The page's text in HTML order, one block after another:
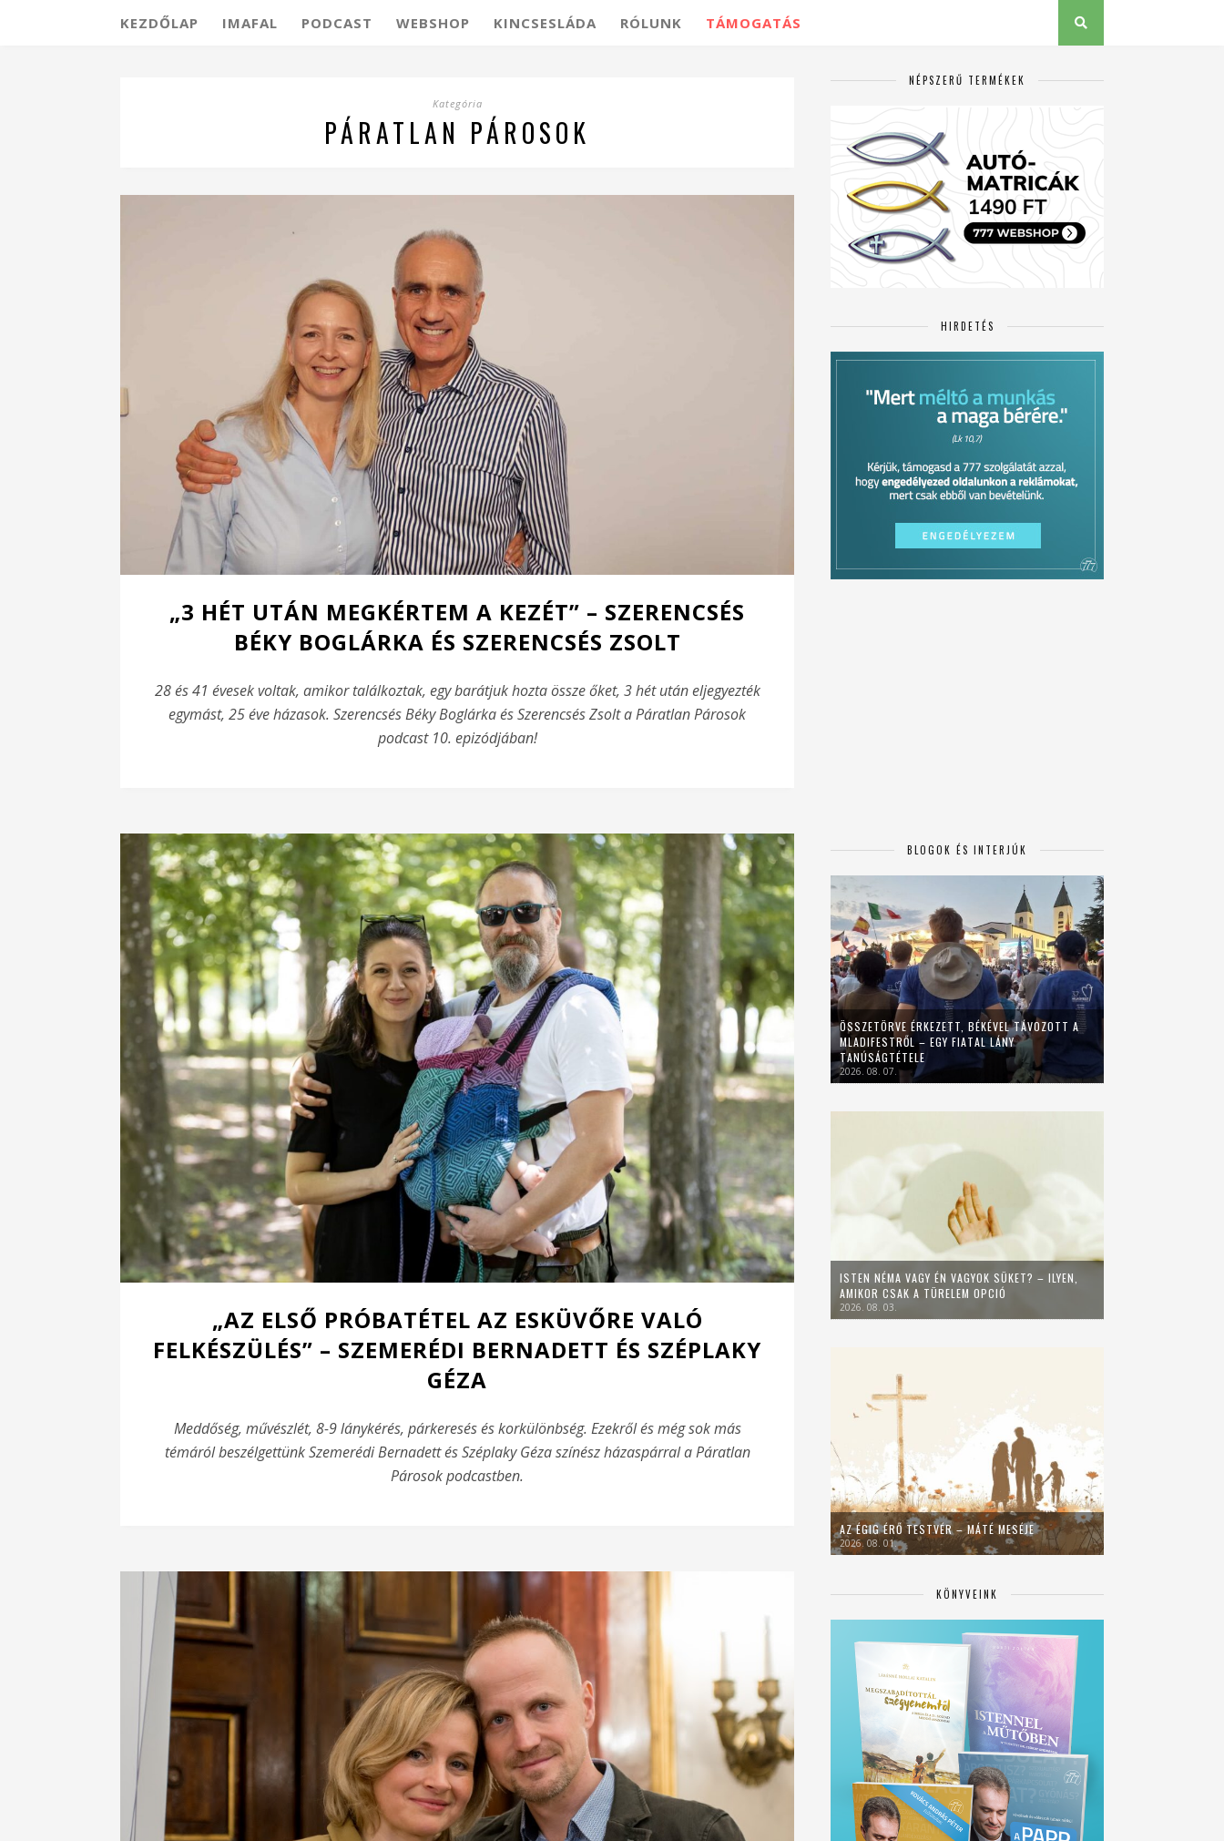
KEZDŐLAP IMAFAL PODCAST WEBSHOP KINCSESLÁDA RÓLUNK TÁMOGATÁS
Kategória
PÁRATLAN PÁROSOK
„3 HÉT UTÁN MEGKÉRTEM A KEZÉT” – SZERENCSÉS
BÉKY BOGLÁRKA ÉS SZERENCSÉS ZSOLT
28 és 41 évesek voltak, amikor találkoztak, egy barátjuk hozta össze őket, 3 hét után eljegyezték
egymást, 25 éve házasok. Szerencsés Béky Boglárka és Szerencsés Zsolt a Páratlan Párosok
podcast 10. epizódjában!
„AZ ELSŐ PRÓBATÉTEL AZ ESKÜVŐRE VALÓ
FELKÉSZÜLÉS” – SZEMERÉDI BERNADETT ÉS SZÉPLAKY
GÉZA
Meddőség, művészlét, 8-9 lánykérés, párkeresés és korkülönbség. Ezekről és még sok más
témáról beszélgettünk Szemerédi Bernadett és Széplaky Géza színész házaspárral a Páratlan
Párosok podcastben.
NÉPSZERŰ TERMÉKEK
HIRDETÉS
BLOGOK ÉS INTERJÚK
ÖSSZETÖRVE ÉRKEZETT, BÉKÉVEL TÁVOZOTT A
MLADIFESTRŐL – EGY FIATAL LÁNY
TANÚSÁGTÉTELE
2026. 08. 07.
ISTEN NÉMA VAGY ÉN VAGYOK SÜKET? – ILYEN,
AMIKOR CSAK A TÜRELEM OPCIÓ
2026. 08. 03.
AZ ÉGIG ÉRŐ TESTVÉR – MÁTÉ MESÉJE
2026. 08. 01.
KÖNYVEINK